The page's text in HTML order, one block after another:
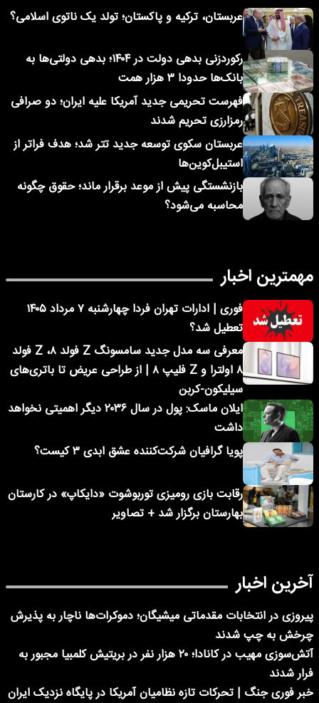
عربستان، ترکیه و پاکستان؛ تولد یک ناتوی اسلامی؟
رکوردزنی بدهی دولت در ۱۴۰۴؛ بدهی دولتی‌ها به
بانک‌ها حدودا ۳ هزار همت
فهرست تحریمی جدید آمریکا علیه ایران؛ دو صرافی
رمزارزی تحریم شدند
عربستان سکوی توسعه جدید تتر شد؛ هدف فراتر از
استیبل‌کوین‌ها
بازنشستگی پیش از موعد برقرار ماند؛ حقوق چگونه
محاسبه می‌شود؟
مهمترین اخبار
فوری | ادارات تهران فردا چهارشنبه ۷ مرداد ۱۴۰۵
تعطیل شد؟
معرفی سه مدل جدید سامسونگ Z فولد ۸، Z فولد
۸ اولترا و Z فلیپ ۸ | از طراحی عریض تا باتری‌های
سیلیکون-کربن
ایلان ماسک: پول در سال ۲۰۳۶ دیگر اهمیتی نخواهد
داشت
پویا گرافیان شرکت‌کننده عشق ابدی ۳ کیست؟
رقابت بازی رومیزی توربوشوت «دایکاپ» در کارستان
بهارستان برگزار شد + تصاویر
آخرین اخبار
پیروزی در انتخابات مقدماتی میشیگان؛ دموکرات‌ها ناچار به پذیرش
چرخش به چپ شدند
آتش‌سوزی مهیب در کانادا؛ ۲۰ هزار نفر در بریتیش کلمبیا مجبور به
فرار شدند
خبر فوری جنگ | تحرکات تازه نظامیان آمریکا در پایگاه نزدیک ایران